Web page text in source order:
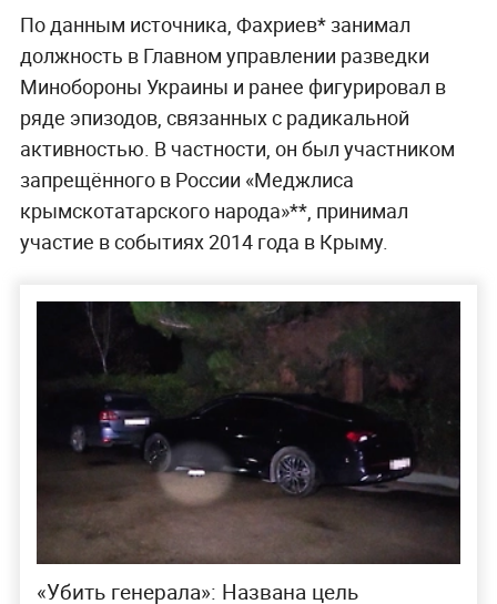
По данным источника, Фахриев* занимал
должность в Главном управлении разведки
Минобороны Украины и ранее фигурировал в
ряде эпизодов, связанных с радикальной
активностью. В частности, он был участником
запрещённого в России «Меджлиса
крымскотатарского народа»**, принимал
участие в событиях 2014 года в Крыму.
«Убить генерала»: Названа цель